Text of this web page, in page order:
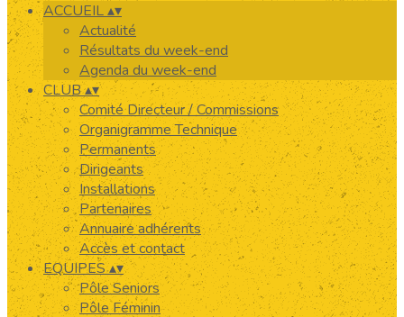
ACCUEIL▴▾
Actualité
Résultats du week-end
Agenda du week-end
CLUB▴▾
Comité Directeur / Commissions
Organigramme Technique
Permanents
Dirigeants
Installations
Partenaires
Annuaire adhérents
Accès et contact
EQUIPES▴▾
Pôle Seniors
Pôle Féminin